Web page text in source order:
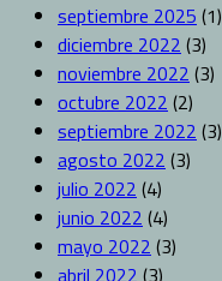
septiembre 2025 (1)
diciembre 2022 (3)
noviembre 2022 (3)
octubre 2022 (2)
septiembre 2022 (3)
agosto 2022 (3)
julio 2022 (4)
junio 2022 (4)
mayo 2022 (3)
abril 2022 (3)